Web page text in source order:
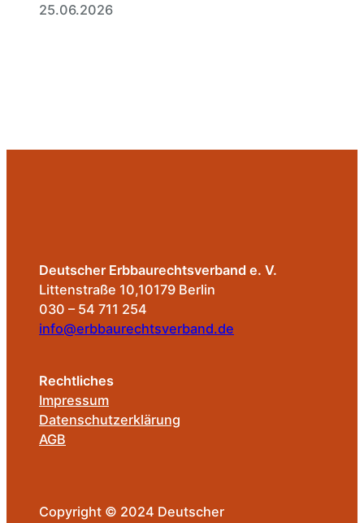
25.06.2026
Deutscher Erbbaurechtsverband e. V.
Littenstraße 10,10179 Berlin
030 – 54 711 254
info@erbbaurechtsverband.de
Rechtliches
Impressum
Datenschutzerklärung
AGB
Copyright © 2024 Deutscher